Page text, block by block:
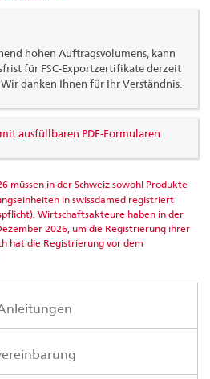
hohen Auftragsvolumens, kann
für FSC-Exportzertifikate derzeit
danken Ihnen für Ihr Verständnis.
ausfüllbaren PDF-Formularen
müssen in der Schweiz sowohl Produkte
in swissdamed registriert
Wirtschaftsakteure haben in der
2026, um die Registrierung ihrer
hat die Registrierung vor dem